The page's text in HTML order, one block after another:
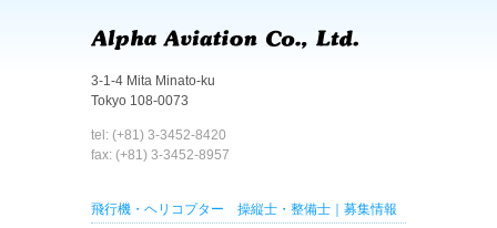
3-1-4 Mita Minato-ku
Tokyo 108-0073
tel: (+81) 3-3452-8420
fax: (+81) 3-3452-8957
飛行機・ヘリコプター 操縦士・整備士｜募集情報